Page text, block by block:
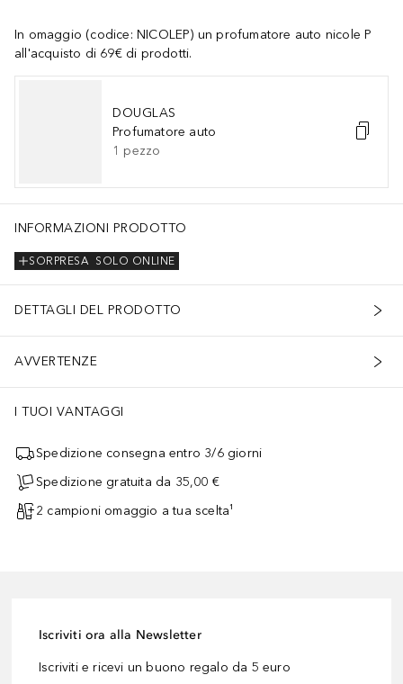
In omaggio (codice: NICOLEP) un profumatore auto nicole P
all'acquisto di 69€ di prodotti.
DOUGLAS
Profumatore auto
1 pezzo
INFORMAZIONI PRODOTTO
SOLO ONLINE
SORPRESA
DETTAGLI DEL PRODOTTO
AVVERTENZE
I TUOI VANTAGGI
Spedizione consegna entro 3/6 giorni
Spedizione gratuita da 35,00 €
2 campioni omaggio a tua scelta¹
Iscriviti ora alla Newsletter
Iscriviti e ricevi un buono regalo da 5 euro